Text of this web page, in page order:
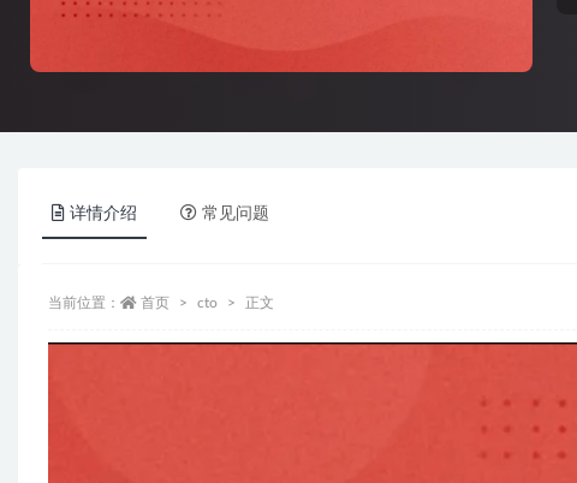
详情介绍 常见问题
当前位置： 首页 cto 正文